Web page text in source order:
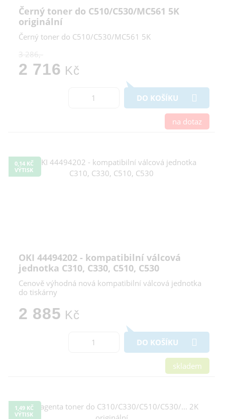
Černý toner do C510/C530/MC561 5K
originální
Černý toner do C510/C530/MC561 5K
3 286,-
2 716 Kč
DO KOŠÍKU
na dotaz
0,14 KČ
VÝTISK
OKI 44494202 - kompatibilní válcová
jednotka C310, C330, C510, C530
Cenově výhodná nová kompatibilní válcová jednotka
do tiskárny
2 885 Kč
DO KOŠÍKU
skladem
1,49 KČ
VÝTISK